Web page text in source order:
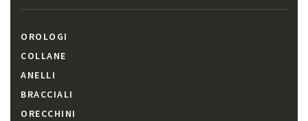
OROLOGI
COLLANE
ANELLI
BRACCIALI
ORECCHINI